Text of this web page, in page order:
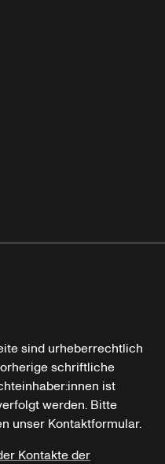
sind urheberrechtlich
schriftliche
ist
werden. Bitte
unser Kontaktformular.
Kontakte der